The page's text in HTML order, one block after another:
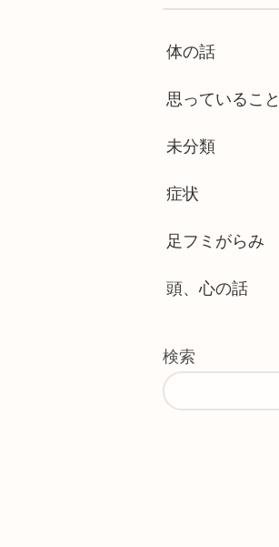
体の話
思っていること
未分類
症状
足フミがらみ
頭、心の話
検索